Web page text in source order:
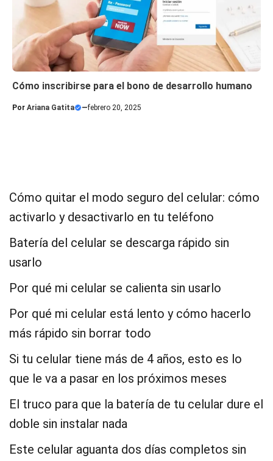
Cómo inscribirse para el bono de desarrollo humano
Por Ariana Gatita —febrero 20, 2025
Cómo quitar el modo seguro del celular: cómo
activarlo y desactivarlo en tu teléfono
Batería del celular se descarga rápido sin
usarlo
Por qué mi celular se calienta sin usarlo
Por qué mi celular está lento y cómo hacerlo
más rápido sin borrar todo
Si tu celular tiene más de 4 años, esto es lo
que le va a pasar en los próximos meses
El truco para que la batería de tu celular dure el
doble sin instalar nada
Este celular aguanta dos días completos sin